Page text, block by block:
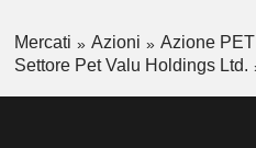
Mercati Azioni
Azione PET
Settore Pet Valu Holdings Ltd.